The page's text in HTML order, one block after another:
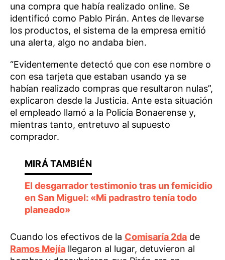
una compra que había realizado online. Se
identificó como Pablo Pirán. Antes de llevarse
los productos, el sistema de la empresa emitió
una alerta, algo no andaba bien.
“Evidentemente detectó que con ese nombre o
con esa tarjeta que estaban usando ya se
habían realizado compras que resultaron nulas”,
explicaron desde la Justicia. Ante esta situación
el empleado llamó a la Policía Bonaerense y,
mientras tanto, entretuvo al supuesto
comprador.
El desgarrador testimonio tras un femicidio
en San Miguel: «Mi padrastro tenía todo
planeado»
Cuando los efectivos de la Comisaría 2da de
Ramos Mejía llegaron al lugar, detuvieron al